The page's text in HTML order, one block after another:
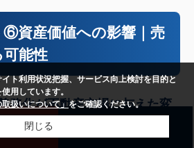
⑥資産価値への影響｜売
能性
務化が不動産市場に与えた変
ト利用状況把握、サービス向上検討を目的と
用しています。
取扱いについて」をご確認ください。
閉じる